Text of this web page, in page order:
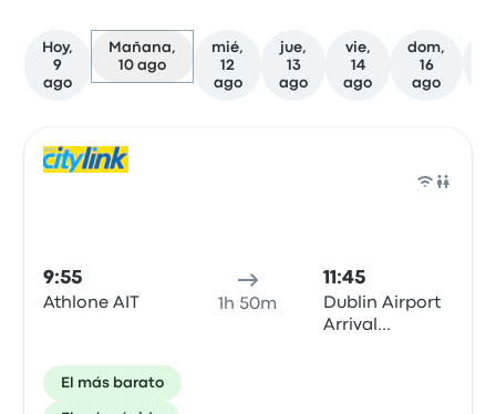
Hoy,
9
ago
Mañana,
10 ago
mié,
12
ago
jue,
13
ago
vie,
14
ago
dom,
16
ago
9:55
Athlone AIT 1h 50m
11:45
Dublin Airport
Arrival
El más barato